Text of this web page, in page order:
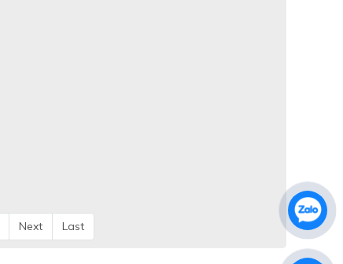
Next Last